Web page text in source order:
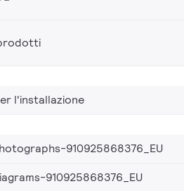
l'installazione
910925868376_EU
910925868376_EU